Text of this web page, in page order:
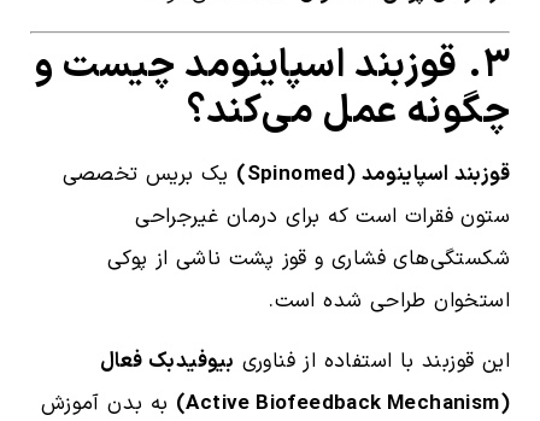
۳. قوزبند اسپاینومد چیست و
چگونه عمل می‌کند؟
قوزبند اسپاینومد (Spinomed)
یک بریس تخصصی
ستون فقرات است که برای درمان غیرجراحی
شکستگی‌های فشاری و قوز پشت ناشی از پوکی
استخوان طراحی شده است.
این قوزبند با استفاده از فناوری بیوفیدبک فعال
(Active Biofeedback Mechanism)
به بدن آموزش